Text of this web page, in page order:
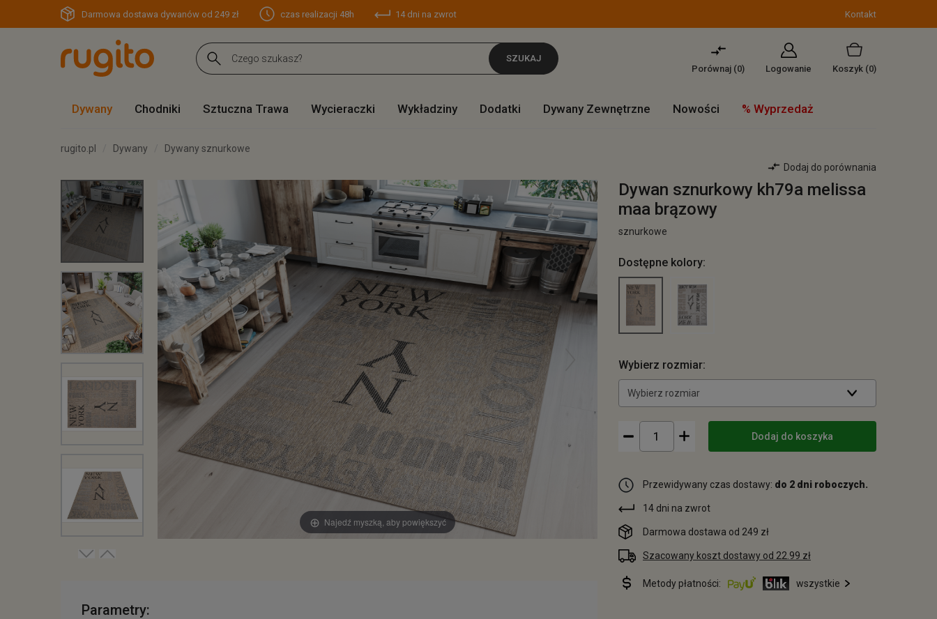
Darmowa dostawa dywanów od 249 zł czas realizacji 48h 14 dni na zwrot Kontakt
SZUKAJ
Porównaj (0) Logowanie Koszyk (0)
Dywany Chodniki Sztuczna Trawa Wycieraczki Wykładziny Dodatki Dywany Zewnętrzne Nowości % Wyprzedaż
rugito.pl Dywany Dywany sznurkowe
Najedź myszką, aby powiększyć
Parametry:
Dodaj do porównania
Dywan sznurkowy kh79a melissa
maa brązowy
sznurkowe
Dostępne kolory:
Wybierz rozmiar:
Wybierz rozmiar
Dodaj do koszyka
Przewidywany czas dostawy: do 2 dni roboczych.
14 dni na zwrot
Darmowa dostawa od 249 zł
Szacowany koszt dostawy od 22.99 zł
Metody płatności: wszystkie